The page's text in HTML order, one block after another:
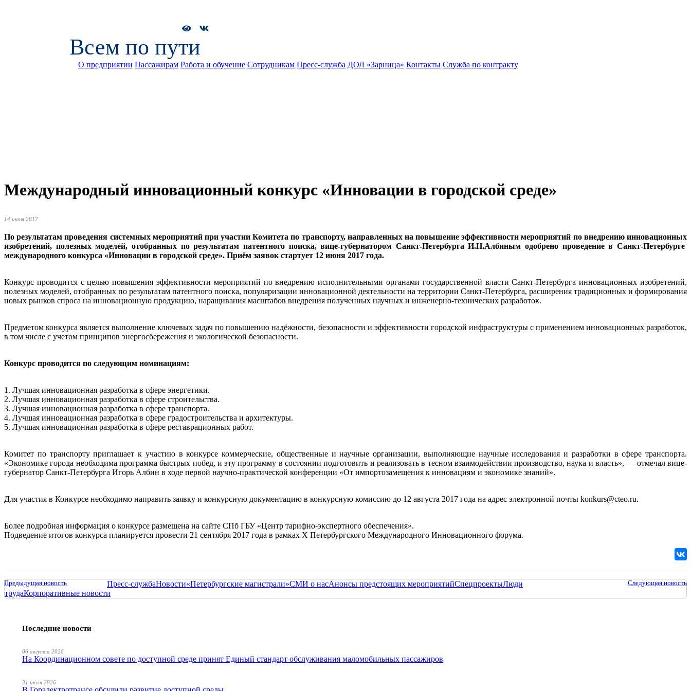
Всем по пути
О предприятии Пассажирам Работа и обучение Сотрудникам Пресс-служба ДОЛ «Зарница» Контакты Служба по контракту
Международный инновационный конкурс «Инновации в городской среде»
14 июня 2017
По результатам проведения системных мероприятий при участии Комитета по транспорту, направленных на повышение эффективности мероприятий по внедрению инновационных
изобретений, полезных моделей, отобранных по результатам патентного поиска, вице-губернатором Санкт-Петербурга И.Н.Албиным одобрено проведение в Санкт-Петербурге
международного конкурса «Инновации в городской среде». Приём заявок стартует 12 июня 2017 года.
Конкурс проводится с целью повышения эффективности мероприятий по внедрению исполнительными органами государственной власти Санкт-Петербурга инновационных изобретений,
полезных моделей, отобранных по результатам патентного поиска, популяризации инновационной деятельности на территории Санкт-Петербурга, расширения традиционных и формирования
новых рынков спроса на инновационную продукцию, наращивания масштабов внедрения полученных научных и инженерно-технических разработок.
Предметом конкурса является выполнение ключевых задач по повышению надёжности, безопасности и эффективности городской инфраструктуры с применением инновационных разработок,
в том числе с учетом принципов энергосбережения и экологической безопасности.
Конкурс проводится по следующим номинациям:
1. Лучшая инновационная разработка в сфере энергетики.
2. Лучшая инновационная разработка в сфере строительства.
3. Лучшая инновационная разработка в сфере транспорта.
4. Лучшая инновационная разработка в сфере градостроительства и архитектуры.
5. Лучшая инновационная разработка в сфере реставрационных работ.
Комитет по транспорту приглашает к участию в конкурсе коммерческие, общественные и научные организации, выполняющие научные исследования и разработки в сфере транспорта.
«Экономике города необходима программа быстрых побед, и эту программу в состоянии подготовить и реализовать в тесном взаимодействии производство, наука и власть», — отмечал вице-
губернатор Санкт-Петербурга Игорь Албин в ходе первой научно-практической конференции «От импортозамещения к инновациям и экономике знаний».
Для участия в Конкурсе необходимо направить заявку и конкурсную документацию в конкурсную комиссию до 12 августа 2017 года на адрес электронной почты konkurs@cteo.ru.
Более подробная информация о конкурсе размещена на сайте СПб ГБУ «Центр тарифно-экспертного обеспечения».
Подведение итогов конкурса планируется провести 21 сентября 2017 года в рамках X Петербургского Международного Инновационного форума.
Предыдущая новость Следующая новость
Пресс-службаНовости«Петербургские магистрали»СМИ о насАнонсы предстоящих мероприятийСпецпроектыЛюди
трудаКорпоративные новости
Последние новости
06 августа 2026
На Координационном совете по доступной среде принят Единый стандарт обслуживания маломобильных пассажиров
31 июля 2026